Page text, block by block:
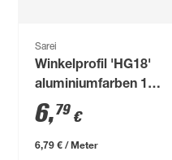
Sarei
Winkelprofil 'HG18'
aluminiumfarben 100
x 9,5 cm
6,79 €
6,79 € / Meter